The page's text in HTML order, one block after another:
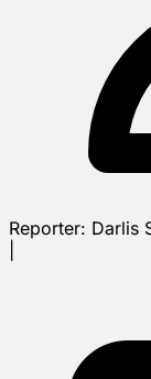
Reporter: Darlis